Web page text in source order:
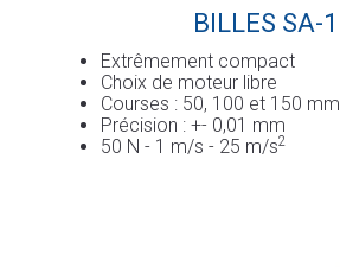
BILLES SA-1
Extrêmement compact
Choix de moteur libre
Courses : 50, 100 et 150 mm
Précision : +- 0,01 mm
50 N - 1 m/s - 25 m/s2